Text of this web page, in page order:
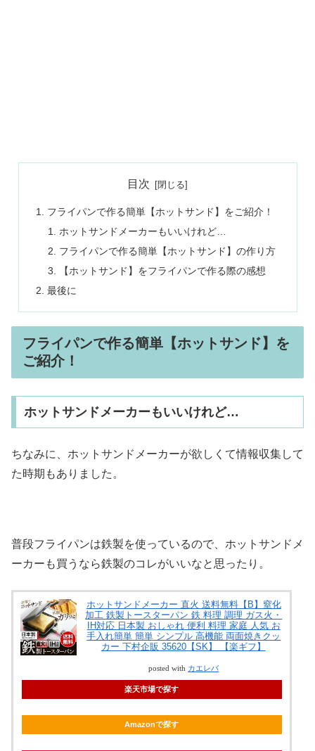
目次
フライパンで作る簡単【ホットサンド】をご紹介！
ホットサンドメーカーもいいけれど…
フライパンで作る簡単【ホットサンド】の作り方
【ホットサンド】をフライパンで作る際の感想
最後に
フライパンで作る簡単【ホットサンド】を
ご紹介！
ホットサンドメーカーもいいけれど…
ちなみに、ホットサンドメーカーが欲しくて情報収集して
た時期もありました。
普段フライパンは鉄製を使っているので、ホットサンドメ
ーカーも買うなら鉄製のコレがいいなと思ったり。
ホットサンドメーカー 直火 送料無料【B】窒化
加工 鉄製トースターパン 鉄 料理 調理 ガス火・
IH対応 日本製 おしゃれ 便利 料理 家庭 人気 お
手入れ簡単 簡単 シンプル 高機能 両面焼きクッ
カー 下村企販 35620【SK】 【楽ギフ】
posted with カエレバ
楽天市場で探す
Amazonで探す